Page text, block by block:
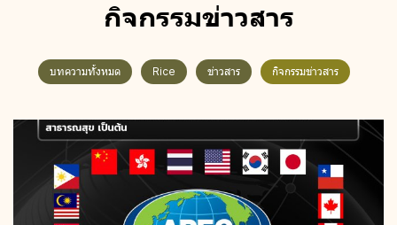
กิจกรรมข่าวสาร
บทความทั้งหมด Rice ข่าวสาร กิจกรรมข่าวสาร